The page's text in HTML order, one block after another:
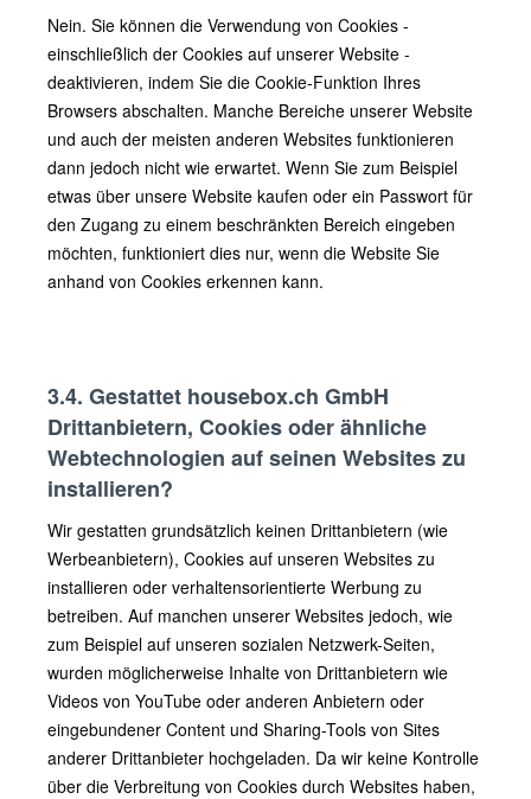
Nein. Sie können die Verwendung von Cookies -
einschließlich der Cookies auf unserer Website -
deaktivieren, indem Sie die Cookie-Funktion Ihres
Browsers abschalten. Manche Bereiche unserer Website
und auch der meisten anderen Websites funktionieren
dann jedoch nicht wie erwartet. Wenn Sie zum Beispiel
etwas über unsere Website kaufen oder ein Passwort für
den Zugang zu einem beschränkten Bereich eingeben
möchten, funktioniert dies nur, wenn die Website Sie
anhand von Cookies erkennen kann.
3.4. Gestattet housebox.ch GmbH
Drittanbietern, Cookies oder ähnliche
Webtechnologien auf seinen Websites zu
installieren?
Wir gestatten grundsätzlich keinen Drittanbietern (wie
Werbeanbietern), Cookies auf unseren Websites zu
installieren oder verhaltensorientierte Werbung zu
betreiben. Auf manchen unserer Websites jedoch, wie
zum Beispiel auf unseren sozialen Netzwerk-Seiten,
wurden möglicherweise Inhalte von Drittanbietern wie
Videos von YouTube oder anderen Anbietern oder
eingebundener Content und Sharing-Tools von Sites
anderer Drittanbieter hochgeladen. Da wir keine Kontrolle
über die Verbreitung von Cookies durch Websites haben,